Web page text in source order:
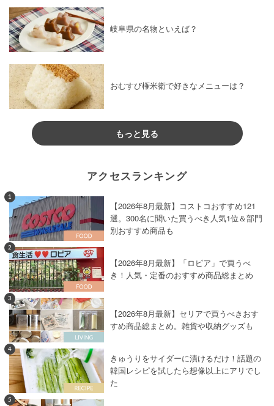
岐阜県の名物といえば？
おむすび権米衛で好きなメニューは？
もっと見る
アクセスランキング
1
【2026年8月最新】コストコおすすめ121
選。300名に聞いた買うべき人気1位＆部門
別おすすめ商品も
2
【2026年8月最新】「ロピア」で買うべ
き！人気・定番のおすすめ商品総まとめ
3
【2026年8月最新】セリアで買うべきおす
すめ商品総まとめ。雑貨や収納グッズも
4
きゅうりをサイダーに漬けるだけ！話題の
韓国レシピを試したら想像以上にアリでし
た
5